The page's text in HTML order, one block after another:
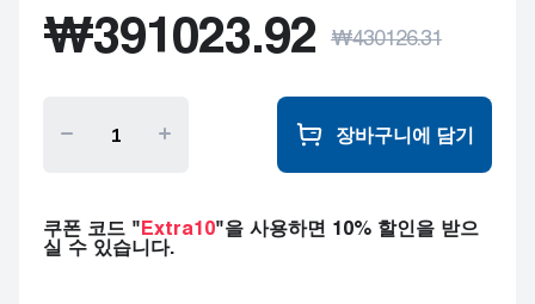
50mg+300mg+300mg
30 정제s
60 정제s
90 정제s
₩391023.92 ₩430126.31
장바구니에 담기
쿠폰 코드 " Extra10"을 사용하면 10% 할인을 받으
실 수 있습니다.